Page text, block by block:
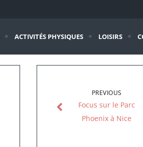
ACTIVITÉS PHYSIQUES LOISIRS
PREVIOUS
Focus sur le Parc
Phoenix à Nice